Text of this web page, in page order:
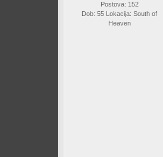
Postova: 152
Dob: 55 Lokacija: South of
Heaven